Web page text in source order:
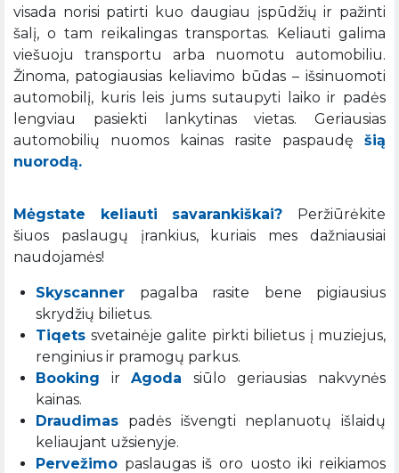
visada norisi patirti kuo daugiau įspūdžių ir pažinti
šalį, o tam reikalingas transportas. Keliauti galima
viešuoju transportu arba nuomotu automobiliu.
Žinoma, patogiausias keliavimo būdas – išsinuomoti
automobilį, kuris leis jums sutaupyti laiko ir padės
lengviau pasiekti lankytinas vietas. Geriausias
automobilių nuomos kainas rasite paspaudę šią
nuorodą.
Mėgstate keliauti savarankiškai? Peržiūrėkite
šiuos paslaugų įrankius, kuriais mes dažniausiai
naudojamės!
Skyscanner pagalba rasite bene pigiausius
skrydžių bilietus.
Tiqets svetainėje galite pirkti bilietus į muziejus,
renginius ir pramogų parkus.
Booking irAgoda siūlo geriausias nakvynės
kainas.
Draudimas padės išvengti neplanuotų išlaidų
keliaujant užsienyje.
Pervežimo paslaugas iš oro uosto iki reikiamos